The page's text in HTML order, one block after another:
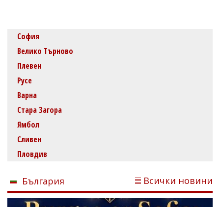
София
Велико Търново
Плевен
Русе
Варна
Стара Загора
Ямбол
Сливен
Пловдив
България Всички новини